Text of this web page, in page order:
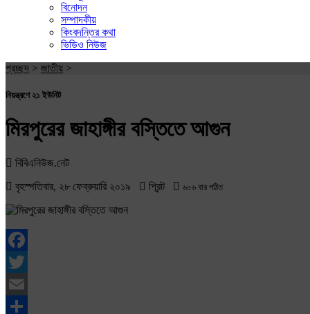
বিনোদন
সম্পাদকীয়
কিংবদন্তির কথা
ভিডিও নিউজ
প্রচ্ছদ > জাতীয় >
নিয়ন্ত্রণে ২১ ইউনিট
মিরপুরের জাহাঙ্গীর বস্তিতে আগুন
বিবিএনিউজ.নেট
বৃহস্পতিবার, ২৮ ফেব্রুয়ারি ২০১৯
প্রিন্ট ৬০৬ বার পঠিত
Facebook
Twitter
Email